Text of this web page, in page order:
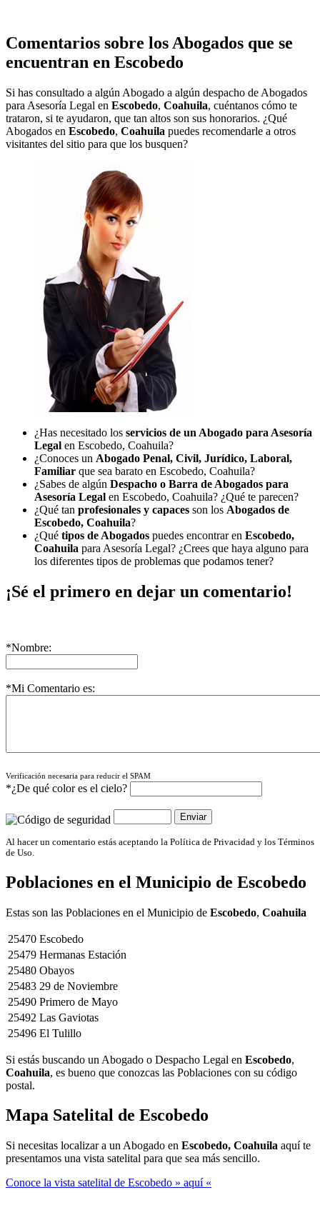
Comentarios sobre los Abogados que se
encuentran en Escobedo
Si has consultado a algún Abogado a algún despacho de Abogados
para Asesoría Legal en Escobedo, Coahuila, cuéntanos cómo te
trataron, si te ayudaron, que tan altos son sus honorarios. ¿Qué
Abogados en Escobedo, Coahuila puedes recomendarle a otros
visitantes del sitio para que los busquen?
¿Has necesitado los servicios de un Abogado para Asesoría
Legal en Escobedo, Coahuila?
¿Conoces un Abogado Penal, Civil, Jurídico, Laboral,
Familiar que sea barato en Escobedo, Coahuila?
¿Sabes de algún Despacho o Barra de Abogados para
Asesoría Legal en Escobedo, Coahuila? ¿Qué te parecen?
¿Qué tan profesionales y capaces son los Abogados de
Escobedo, Coahuila?
¿Qué tipos de Abogados puedes encontrar en Escobedo,
Coahuila para Asesoría Legal? ¿Crees que haya alguno para
los diferentes tipos de problemas que podamos tener?
¡Sé el primero en dejar un comentario!
*Nombre:
*Mi Comentario es:
Verificación necesaria para reducir el SPAM
*¿De qué color es el cielo?
Al hacer un comentario estás aceptando la Política de Privacidad y los Términos
de Uso.
Poblaciones en el Municipio de Escobedo
Estas son las Poblaciones en el Municipio de Escobedo, Coahuila
25470 Escobedo
25479 Hermanas Estación
25480 Obayos
25483 29 de Noviembre
25490 Primero de Mayo
25492 Las Gaviotas
25496 El Tulillo
Si estás buscando un Abogado o Despacho Legal en Escobedo,
Coahuila, es bueno que conozcas las Poblaciones con su código
postal.
Mapa Satelital de Escobedo
Si necesitas localizar a un Abogado en Escobedo, Coahuila aquí te
presentamos una vista satelital para que sea más sencillo.
Conoce la vista satelital de Escobedo » aquí «